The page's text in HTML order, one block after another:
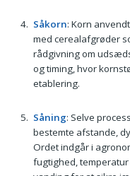
Såkorn: Korn
med cerealafgrøder
rådgivning om
og timing, hvor
etablering.
Såning: Selve
bestemte afstande,
Ordet indgår i
fugtighed,